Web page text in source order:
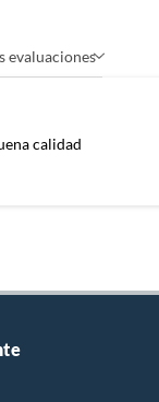
evaluaciones
calidad